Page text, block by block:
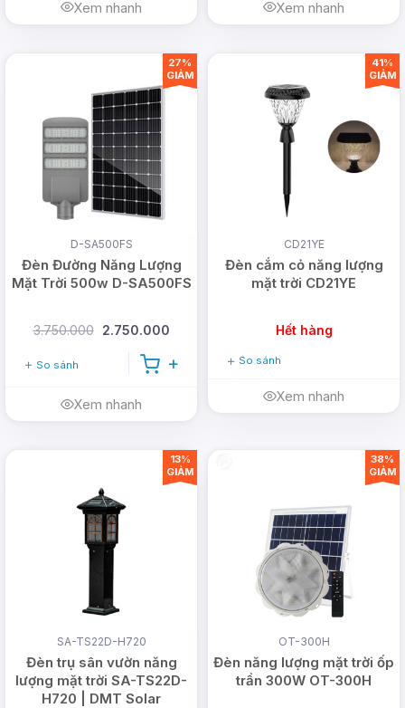
Xem nhanh Xem nhanh
D-SA500FS
Đèn Đường Năng Lượng
Mặt Trời 500w D-SA500FS
3.750.000 2.750.000
So sánh
Xem nhanh
27%
GIẢM
CD21YE
Đèn cắm cỏ năng lượng
mặt trời CD21YE
Hết hàng
So sánh
Xem nhanh
41%
GIẢM
SA-TS22D-H720
Đèn trụ sân vườn năng
lượng mặt trời SA-TS22D-
H720 | DMT Solar
13%
GIẢM
OT-300H
Đèn năng lượng mặt trời ốp
trần 300W OT-300H
38%
GIẢM